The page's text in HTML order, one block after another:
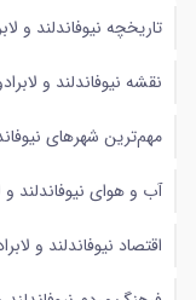
آب و هوای نیوفاندلند و
اقتصاد نیوفاندلند و
فرهنگ مردم نیوفاندلند و
زندگی در نیوفاندلند و
اشتغال در نیوفاندلند و
مهاجرت به نیوفاندلند و
تاریخچه نیوفاندلند و
نقشه نیوفاندلند و
مهم‌ترین شهرهای
آب و هوای نیوفاندلند و
اقتصاد نیوفاندلند و